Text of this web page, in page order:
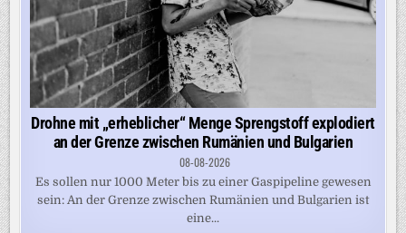
Drohne mit „erheblicher“ Menge Sprengstoff explodiert
an der Grenze zwischen Rumänien und Bulgarien
08-08-2026
Es sollen nur 1000 Meter bis zu einer Gaspipeline gewesen
sein: An der Grenze zwischen Rumänien und Bulgarien ist
eine...